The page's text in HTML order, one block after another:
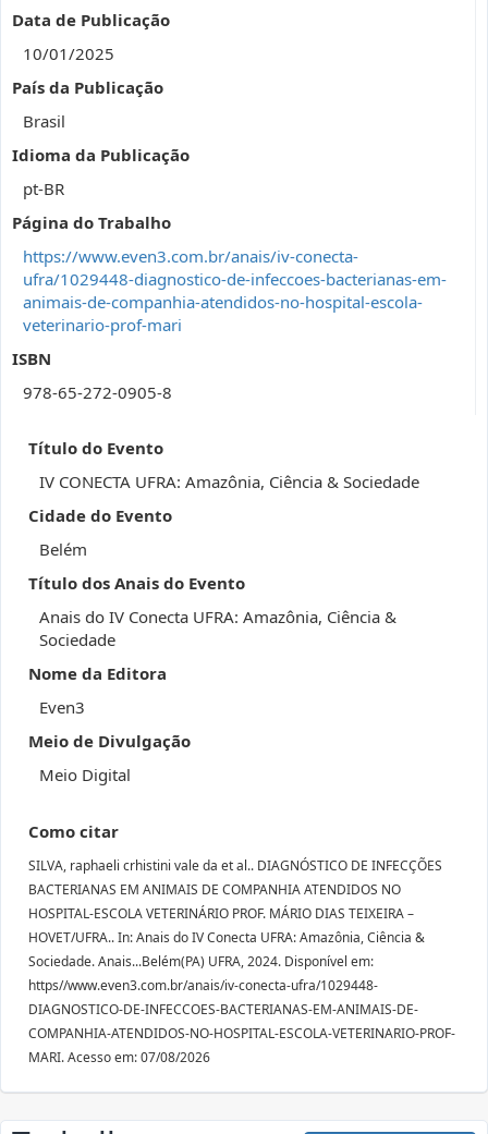
Data de Publicação
10/01/2025
País da Publicação
Brasil
Idioma da Publicação
pt-BR
Página do Trabalho
https://www.even3.com.br/anais/iv-conecta-
ufra/1029448-diagnostico-de-infeccoes-bacterianas-em-
animais-de-companhia-atendidos-no-hospital-escola-
veterinario-prof-mari
ISBN
978-65-272-0905-8
Título do Evento
IV CONECTA UFRA: Amazônia, Ciência & Sociedade
Cidade do Evento
Belém
Título dos Anais do Evento
Anais do IV Conecta UFRA: Amazônia, Ciência &
Sociedade
Nome da Editora
Even3
Meio de Divulgação
Meio Digital
Como citar
SILVA, raphaeli crhistini vale da et al.. DIAGNÓSTICO DE INFECÇÕES
BACTERIANAS EM ANIMAIS DE COMPANHIA ATENDIDOS NO
HOSPITAL-ESCOLA VETERINÁRIO PROF. MÁRIO DIAS TEIXEIRA –
HOVET/UFRA.. In: Anais do IV Conecta UFRA: Amazônia, Ciência &
Sociedade. Anais...Belém(PA) UFRA, 2024. Disponível em:
https//www.even3.com.br/anais/iv-conecta-ufra/1029448-
DIAGNOSTICO-DE-INFECCOES-BACTERIANAS-EM-ANIMAIS-DE-
COMPANHIA-ATENDIDOS-NO-HOSPITAL-ESCOLA-VETERINARIO-PROF-
MARI. Acesso em: 07/08/2026